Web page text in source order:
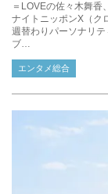
＝LOVEの佐々木舞
ナイトニッポンX（
週替わりパーソナリ
ブ…
エンタメ総合